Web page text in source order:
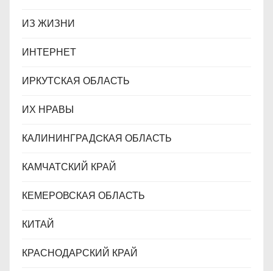
ИЗ ЖИЗНИ
ИНТЕРНЕТ
ИРКУТСКАЯ ОБЛАСТЬ
ИХ НРАВЫ
КАЛИНИНГРАДCКАЯ ОБЛАСТЬ
КАМЧАТСКИЙ КРАЙ
КЕМЕРОВСКАЯ ОБЛАСТЬ
КИТАЙ
КРАСНОДАРСКИЙ КРАЙ